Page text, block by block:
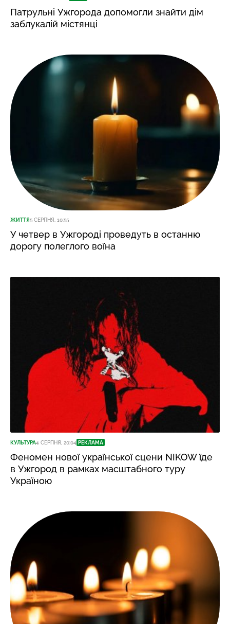
Патрульні Ужгорода допомогли знайти дім
заблукалій містянці
ЖИТТЯ5 СЕРПНЯ, 10:55
У четвер в Ужгороді проведуть в останню
дорогу полеглого воїна
КУЛЬТУРА4 СЕРПНЯ, 20:04 РЕКЛАМА
Феномен нової української сцени NIKOW їде
в Ужгород в рамках масштабного туру
Україною